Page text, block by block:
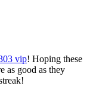
vip! Hoping these
as good as they